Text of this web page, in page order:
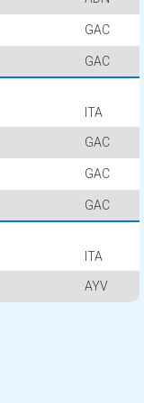
GAC
GAC
ITA
GAC
GAC
GAC
ITA
AYV